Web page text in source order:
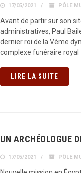
17/05/2021 PÔLE
Avant de partir sur son
administratives, Paul
dernier roi de la Vème
complexe funéraire royal
LIRE LA SUITE
UN ARCHÉOLOGUE
17/05/2021 PÔLE